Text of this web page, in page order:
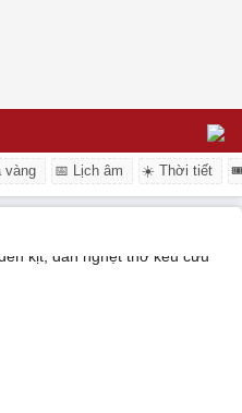
vàng 📅 Lịch âm ☀️ Thời tiết